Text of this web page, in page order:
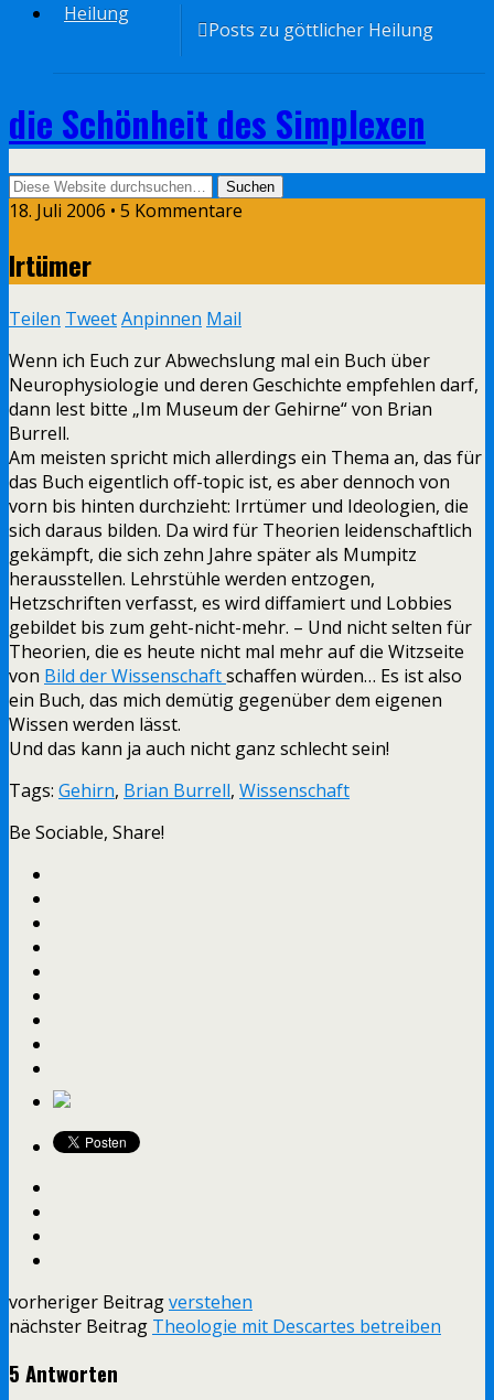
Heilung
Posts zu göttlicher Heilung
die Schönheit des Simplexen
18. Juli 2006 • 5 Kommentare
Irtümer
Teilen TweetAnpinnen Mail
Wenn ich Euch zur Abwechslung mal ein Buch über
Neurophysiologie und deren Geschichte empfehlen darf,
dann lest bitte „Im Museum der Gehirne“ von Brian
Burrell.
Am meisten spricht mich allerdings ein Thema an, das für
das Buch eigentlich off-topic ist, es aber dennoch von
vorn bis hinten durchzieht: Irrtümer und Ideologien, die
sich daraus bilden. Da wird für Theorien leidenschaftlich
gekämpft, die sich zehn Jahre später als Mumpitz
herausstellen. Lehrstühle werden entzogen,
Hetzschriften verfasst, es wird diffamiert und Lobbies
gebildet bis zum geht-nicht-mehr. – Und nicht selten für
Theorien, die es heute nicht mal mehr auf die Witzseite
von Bild der Wissenschaftschaffen würden… Es ist also
ein Buch, das mich demütig gegenüber dem eigenen
Wissen werden lässt.
Und das kann ja auch nicht ganz schlecht sein!
Tags: Gehirn, Brian Burrell, Wissenschaft
Be Sociable, Share!
vorheriger Beitragverstehen
nächster Beitrag Theologie mit Descartes betreiben
5 Antworten